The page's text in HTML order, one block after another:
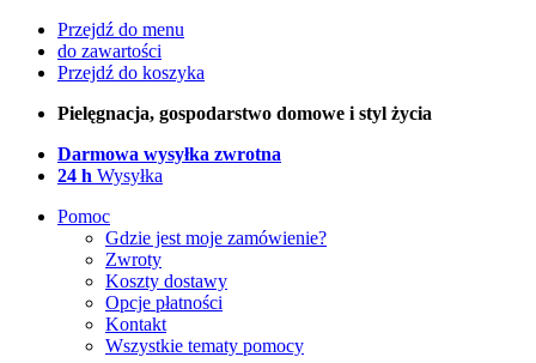
Przejdź do menu
do zawartości
Przejdź do koszyka
Pielęgnacja, gospodarstwo domowe i styl życia
Darmowa wysyłka zwrotna
24 h Wysyłka
Pomoc
Gdzie jest moje zamówienie?
Zwroty
Koszty dostawy
Opcje płatności
Kontakt
Wszystkie tematy pomocy